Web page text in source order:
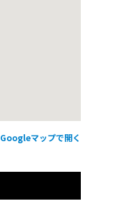
Googleマップで開く